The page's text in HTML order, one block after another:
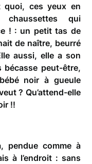
quoi, ces yeux en
qui
! : un petit tas de
de naître, beurré
aussi, elle a son
peut-être,
noir à gueule
? Qu’attend-elle
!!
comme à
à l’endroit : sans